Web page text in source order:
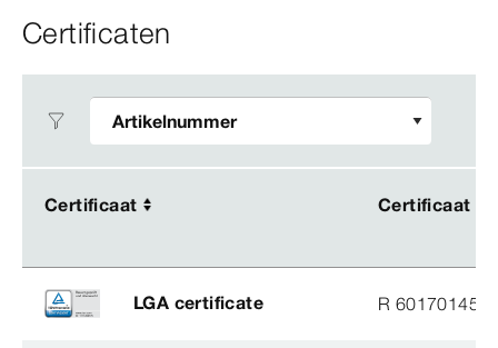
Certificaten
Certificaat Certificaat
Certificaat Certificaat
LGA certificate R 60170145